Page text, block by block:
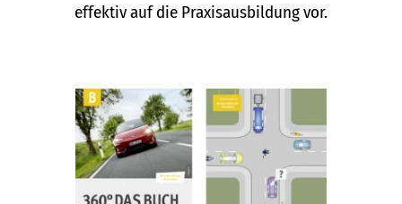
effektiv auf die Praxisausbildung vor.